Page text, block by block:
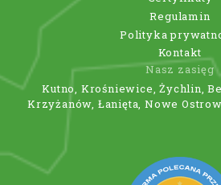
Regulamin
Polityka
Kontakt
Nasz zasięg
Kutno, Krośniewice, Żychlin,
Krzyżanów, Łanięta, Nowe